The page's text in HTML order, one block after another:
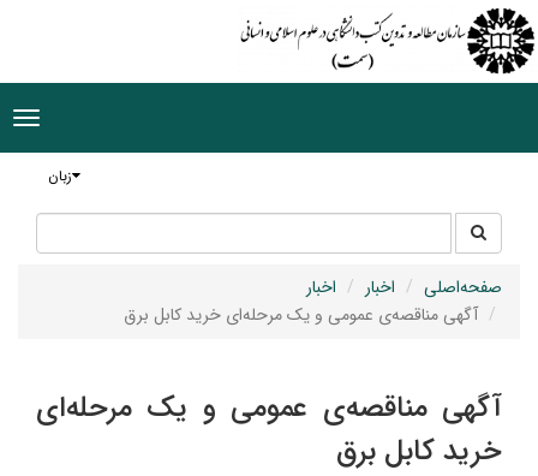
زبان
جستجو
در
سایت
صفحه‌اصلی اخبار
اخبار
آگهی مناقصه‌ی عمومی و یک مرحله‌ای خرید کابل برق
آگهی مناقصه‌ی عمومی و یک مرحله‌ای
خرید کابل برق